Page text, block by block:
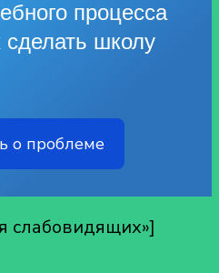
процесса
сделать школу
о проблеме
слабовидящих»]